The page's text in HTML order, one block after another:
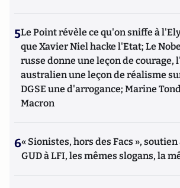
5Le Point révèle ce qu'on sniffe à
que Xavier Niel hacke l'Etat; Le
russe donne une leçon de courage,
australien une leçon de réalisme
DGSE une d'arrogance; Marine
Macron
6« Sionistes, hors des Facs »,
GUD à LFI, les mêmes slogans, la